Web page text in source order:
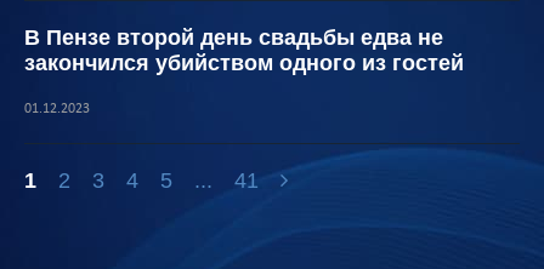
В Пензе второй день свадьбы едва не
закончился убийством одного из гостей
01.12.2023
1 2 3 4 5 ... 41